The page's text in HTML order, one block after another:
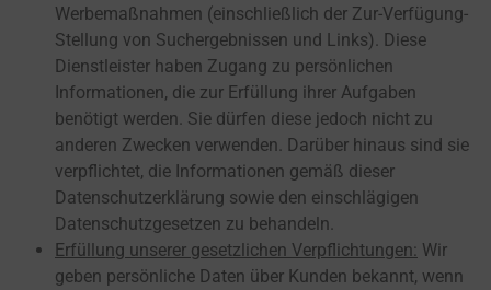
Werbemaßnahmen (einschließlich der Zur-Verfügung-
Stellung von Suchergebnissen und Links). Diese
Dienstleister haben Zugang zu persönlichen
Informationen, die zur Erfüllung ihrer Aufgaben
benötigt werden. Sie dürfen diese jedoch nicht zu
anderen Zwecken verwenden. Darüber hinaus sind sie
verpflichtet, die Informationen gemäß dieser
Datenschutzerklärung sowie den einschlägigen
Datenschutzgesetzen zu behandeln.
Erfüllung unserer gesetzlichen Verpflichtungen: Wir
geben persönliche Daten über Kunden bekannt, wenn